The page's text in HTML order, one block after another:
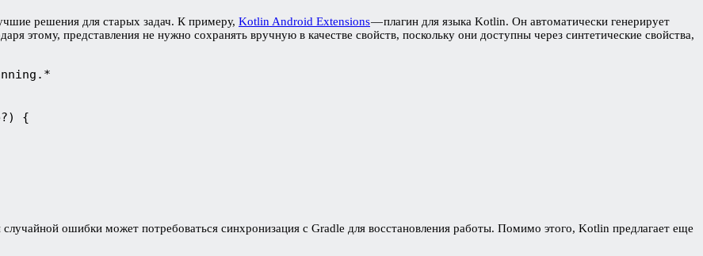
решения для старых задач. К примеру, Kotlin Android Extensions— плагин для языка Kotlin. Он автоматически генерирует
этому, представления не нужно сохранять вручную в качестве свойств, поскольку они доступны через синтетические свойства,
{
ошибки может потребоваться синхронизация с Gradle для восстановления работы. Помимо этого, Kotlin предлагает еще